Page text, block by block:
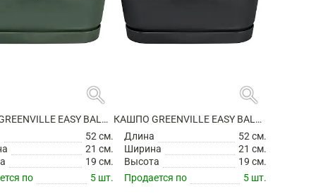
search
КАШПО GREENVILLE EASY BALCONY LEAF GREEN
52 см.
21 см.
19 см.
по
5 шт.
search
КАШПО GREENVILLE EASY BALCONY LIVING BLACK
Длина
52 см.
Ширина
21 см.
Высота
19 см.
Продается по
5 шт.